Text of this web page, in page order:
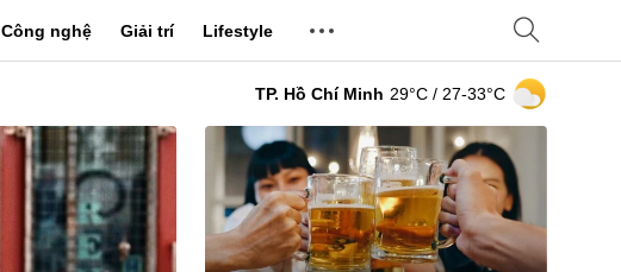
Công nghệ Giải trí Lifestyle
TP. Hồ Chí Minh 29°C / 27-33°C